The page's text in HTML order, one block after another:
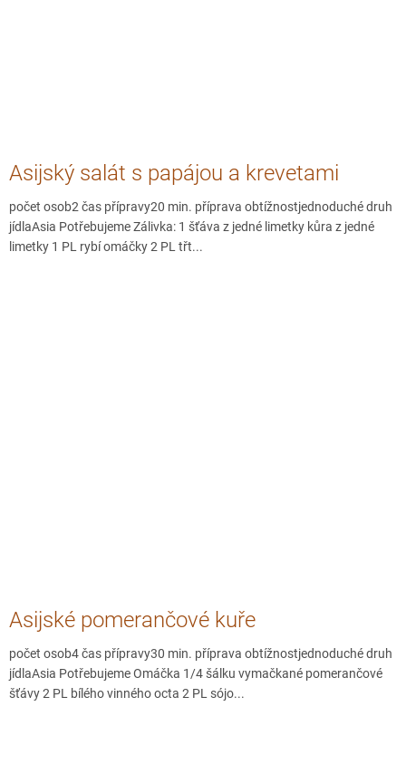
Asijský salát s papájou a krevetami
počet osob2 čas přípravy20 min. příprava obtížnostjednoduché druh
jídlaAsia Potřebujeme Zálivka: 1 šťáva z jedné limetky kůra z jedné
limetky 1 PL rybí omáčky 2 PL třt...
Asijské pomerančové kuře
počet osob4 čas přípravy30 min. příprava obtížnostjednoduché druh
jídlaAsia Potřebujeme Omáčka 1/4 šálku vymačkané pomerančové
šťávy 2 PL bílého vinného octa 2 PL sójo...